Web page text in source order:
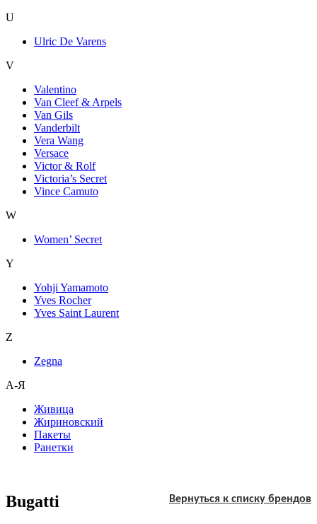
U
Ulric De Varens
V
Valentino
Van Cleef & Arpels
Van Gils
Vanderbilt
Vera Wang
Versace
Victor & Rolf
Victoria’s Secret
Vince Camuto
W
Women’ Secret
Y
Yohji Yamamoto
Yves Rocher
Yves Saint Laurent
Z
Zegna
А-Я
Живица
Жириновский
Пакеты
Ранетки
Bugatti Вернуться к списку брендов